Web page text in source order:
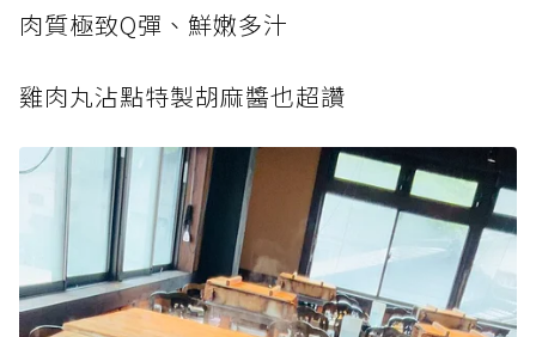
肉質極致Q彈、鮮嫩多汁
雞肉丸沾點特製胡麻醬也超讚